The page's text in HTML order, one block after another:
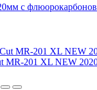
c
MR-201 XL NEW